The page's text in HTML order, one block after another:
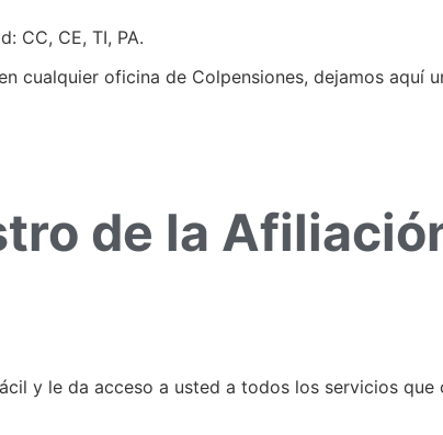
CC, CE, TI, PA.
cualquier oficina de Colpensiones, dejamos aquí
de la
y le da acceso a usted a todos los servicios